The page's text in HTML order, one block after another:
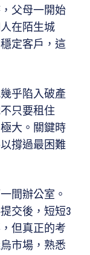
父母一開始
在陌生城
定客戶，這
乎陷入破產
只要租住
大。關鍵時
撐過最困難
間辦公室。
交後，短短3
但真正的考
市場，熟悉